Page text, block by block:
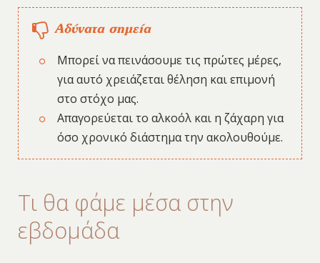
Αδύνατα σημεία
Μπορεί να πεινάσουμε τις πρώτες μέρες,
για αυτό χρειάζεται θέληση και επιμονή
στο στόχο μας.
Απαγορεύεται το αλκοόλ και η ζάχαρη για
όσο χρονικό διάστημα την ακολουθούμε.
Τι θα φάμε μέσα στην
εβδομάδα